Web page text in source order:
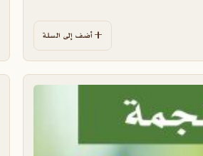
أضف إلى السلة
اختيار الخيارات على صفحة المنتج